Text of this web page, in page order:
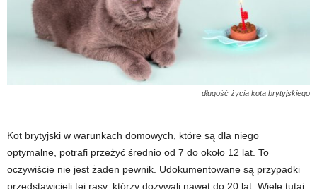
długość życia kota brytyjskiego
Kot brytyjski w warunkach domowych, które są dla niego
optymalne, potrafi przeżyć średnio od 7 do około 12 lat. To
oczywiście nie jest żaden pewnik. Udokumentowane są przypadki
przedstawicieli tej rasy, którzy dożywali nawet do 20 lat. Wiele tutaj